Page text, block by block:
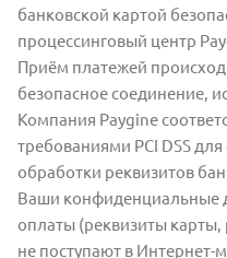
банковской картой
процессинговый центр
Приём платежей
безопасное соединение,
Компания Paygine
требованиями PCI DSS
обработки реквизитов
Ваши конфиденциальные
оплаты (реквизиты
не поступают в Интернет-